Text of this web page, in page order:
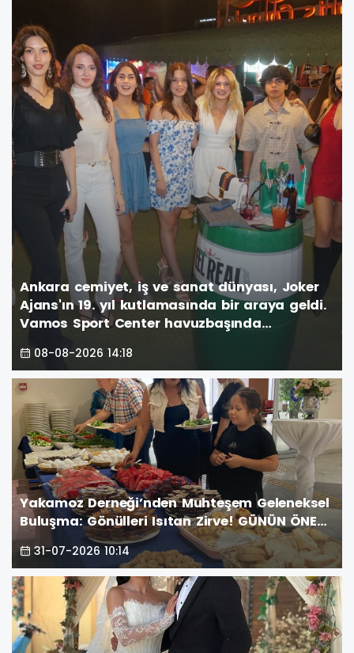
Ankara cemiyet, iş ve sanat dünyası, Joker
Ajans'ın 19. yıl kutlamasında bir araya geldi.
Vamos Sport Center havuzbaşında
08-08-2026 14:18
Yakamoz Derneği’nden Muhteşem Geleneksel
Buluşma: Gönülleri Isıtan Zirve! GÜNÜN ÖNE
ÇIKAN FOTOĞRAF KARELERİ
31-07-2026 10:14